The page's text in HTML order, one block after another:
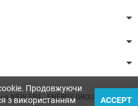
NEW ERA - ENERGY GROUP LLC
Продовжуючи
з використанням
ACCEPT